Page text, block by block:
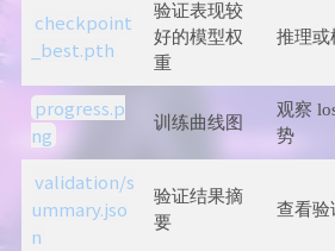
checkpoint
_best.pth
验证表现较
好的模型权
重
推理或
progress.p
ng
训练曲线图
观察
势
validation/s
ummary.jso
n
验证结果摘
要
查看验